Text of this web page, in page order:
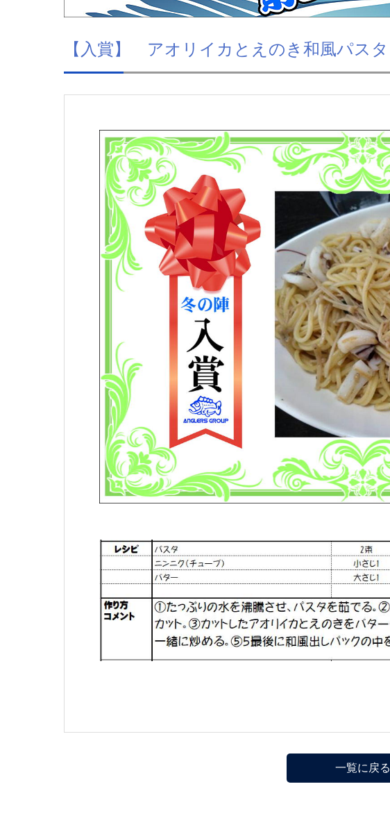
【入賞】 アオリイカとえのき和風パスタ
一覧に戻る